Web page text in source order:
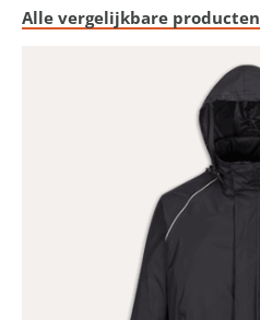
Alle vergelijkbare producten